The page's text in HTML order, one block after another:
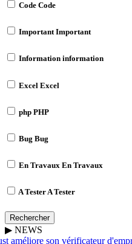
Code Code
ImportantImportant
Information information
Excel Excel
php PHP
Bug Bug
En Travaux En Travaux
A TesterA Tester
Rechercher
▶ NEWS
améliore son vérificateur